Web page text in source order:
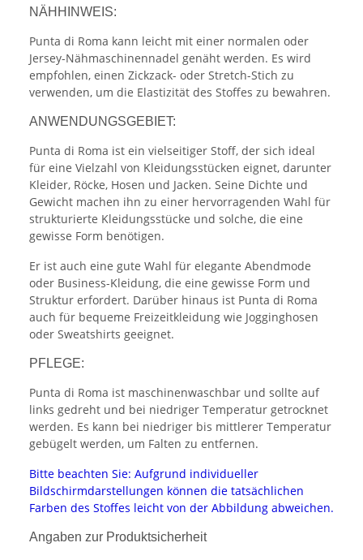
NÄHHINWEIS:
Punta di Roma kann leicht mit einer normalen oder
Jersey-Nähmaschinennadel genäht werden. Es wird
empfohlen, einen Zickzack- oder Stretch-Stich zu
verwenden, um die Elastizität des Stoffes zu bewahren.
ANWENDUNGSGEBIET:
Punta di Roma ist ein vielseitiger Stoff, der sich ideal
für eine Vielzahl von Kleidungsstücken eignet, darunter
Kleider, Röcke, Hosen und Jacken. Seine Dichte und
Gewicht machen ihn zu einer hervorragenden Wahl für
strukturierte Kleidungsstücke und solche, die eine
gewisse Form benötigen.
Er ist auch eine gute Wahl für elegante Abendmode
oder Business-Kleidung, die eine gewisse Form und
Struktur erfordert. Darüber hinaus ist Punta di Roma
auch für bequeme Freizeitkleidung wie Jogginghosen
oder Sweatshirts geeignet.
PFLEGE:
Punta di Roma ist maschinenwaschbar und sollte auf
links gedreht und bei niedriger Temperatur getrocknet
werden. Es kann bei niedriger bis mittlerer Temperatur
gebügelt werden, um Falten zu entfernen.
Bitte beachten Sie: Aufgrund individueller
Bildschirmdarstellungen können die tatsächlichen
Farben des Stoffes leicht von der Abbildung abweichen.
Angaben zur Produktsicherheit